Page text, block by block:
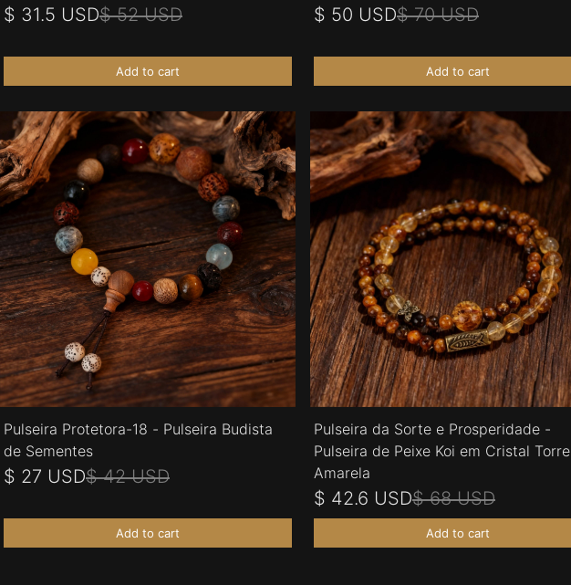
$ 31.5 USD$ 52 USD
Add to cart
$ 50 USD$ 70 USD
Add to cart
Pulseira Protetora-18 - Pulseira Budista
de Sementes
$ 27 USD$ 42 USD
Add to cart
Pulseira da Sorte e Prosperidade -
Pulseira de Peixe Koi em Cristal Torre
Amarela
$ 42.6 USD$ 68 USD
Add to cart